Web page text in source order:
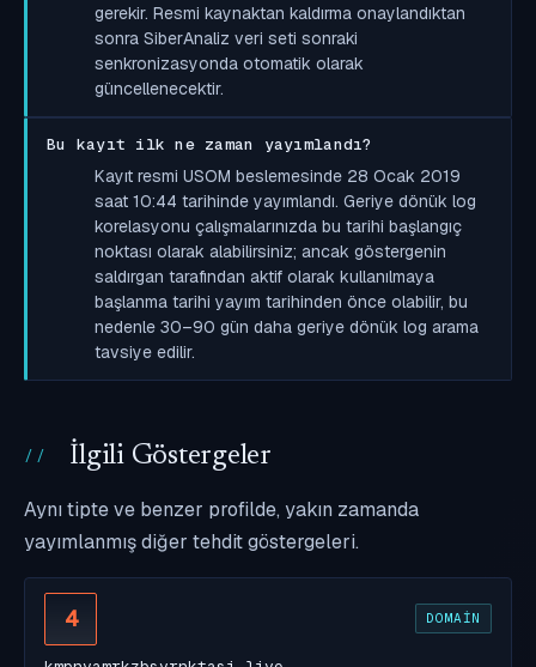
gerekir. Resmi kaynaktan kaldırma onaylandıktan
sonra SiberAnaliz veri seti sonraki
senkronizasyonda otomatik olarak
güncellenecektir.
Bu kayıt ilk ne zaman yayımlandı?
Kayıt resmi USOM beslemesinde 28 Ocak 2019
saat 10:44 tarihinde yayımlandı. Geriye dönük log
korelasyonu çalışmalarınızda bu tarihi başlangıç
noktası olarak alabilirsiniz; ancak göstergenin
saldırgan tarafından aktif olarak kullanılmaya
başlanma tarihi yayım tarihinden önce olabilir, bu
nedenle 30–90 gün daha geriye dönük log arama
tavsiye edilir.
İlgili Göstergeler
Aynı tipte ve benzer profilde, yakın zamanda
yayımlanmış diğer tehdit göstergeleri.
4 DOMAIN